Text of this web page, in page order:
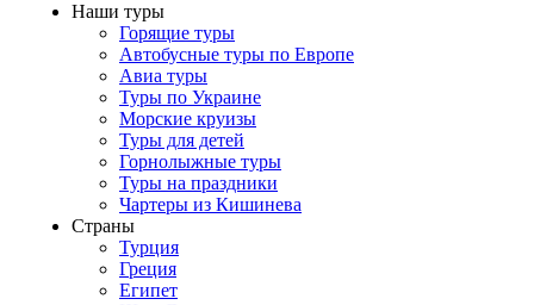
Наши туры
Горящие туры
Автобусные туры по Европе
Авиа туры
Туры по Украине
Морские круизы
Туры для детей
Горнолыжные туры
Туры на праздники
Чартеры из Кишинева
Страны
Турция
Греция
Египет